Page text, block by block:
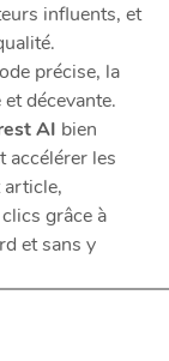
influents, et
précise, la
décevante.
AI bien
accélérer les
article,
grâce à
et sans y